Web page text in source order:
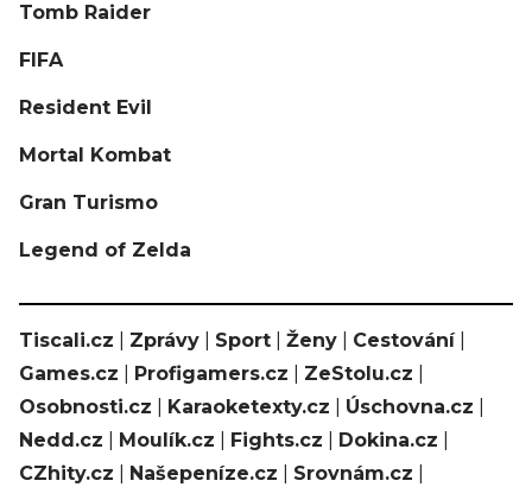
Tomb Raider
FIFA
Resident Evil
Mortal Kombat
Gran Turismo
Legend of Zelda
Tiscali.cz Zprávy Sport Ženy Cestování|
Games.cz
Profigamers.cz ZeStolu.cz
Osobnosti.cz
Karaoketexty.cz Úschovna.cz
Nedd.cz
Moulík.cz Fights.cz Dokina.cz
CZhity.cz
Našepeníze.cz Srovnám.cz